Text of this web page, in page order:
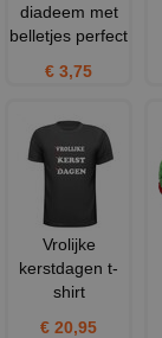
diadeem met
belletjes perfect
€ 3,75
Vrolijke
kerstdagen t-
shirt
€ 20,95